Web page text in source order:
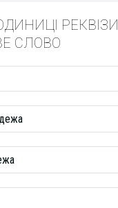
СЛОВО